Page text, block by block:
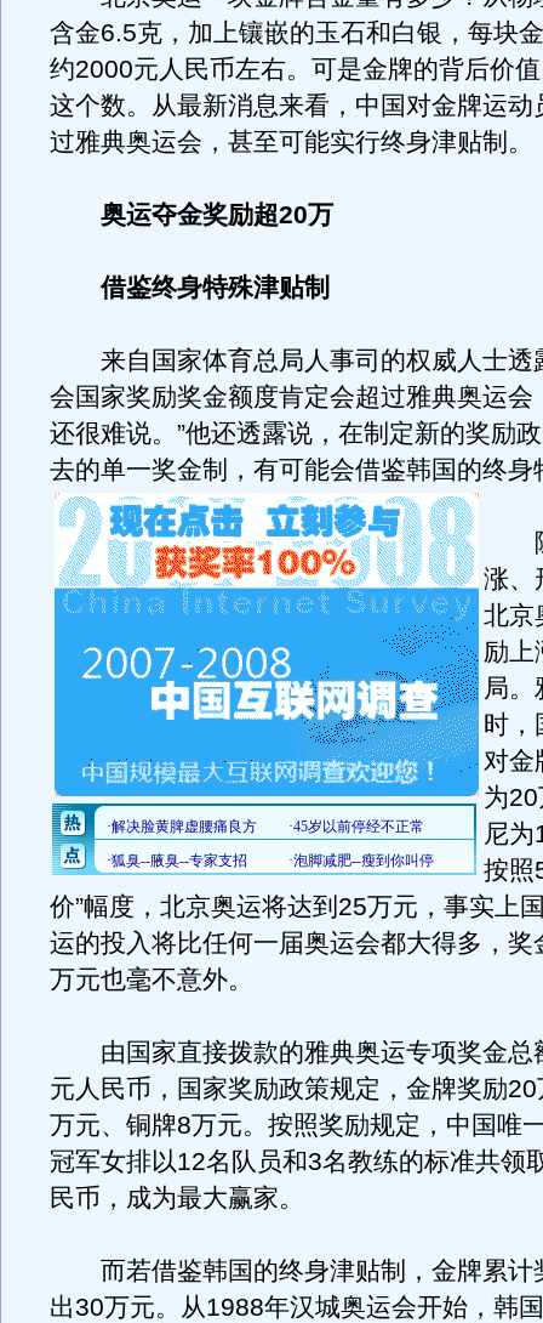
含金6.5克，加上镶嵌的玉石和白银，每块
约2000元人民币左右。可是金牌的背后价
这个数。从最新消息来看，中国对金牌运动
过雅典奥运会，甚至可能实行终身津贴制。
奥运夺金奖励超20万
借鉴终身特殊津贴制
来自国家体育总局人事司的权威人士透
会国家奖励奖金额度肯定会超过雅典奥运会
还很难说。”他还透露说，在制定新的奖励
去的单一奖金制，有可能会借鉴韩国的终身
随
涨、
北京
励上
局。
时，
对金
为
尼为
按照
价”幅度，北京奥运将达到25万元，事实上
运的投入将比任何一届奥运会都大得多，奖
万元也毫不意外。
由国家直接拨款的雅典奥运专项奖金总
元人民币，国家奖励政策规定，金牌奖励
万元、铜牌8万元。按照奖励规定，中国唯
冠军女排以12名队员和3名教练的标准共领
民币，成为最大赢家。
而若借鉴韩国的终身津贴制，金牌累计
出30万元。从1988年汉城奥运会开始，韩